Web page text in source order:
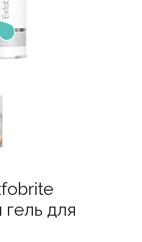
для